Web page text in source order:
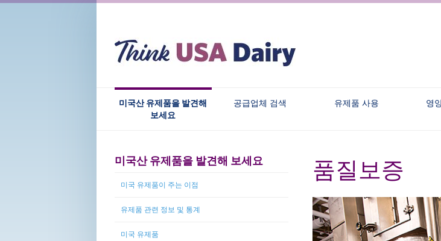
미국산 유제품을 발견해
보세요
공급업체 검색 유제품 사용 영
미국산 유제품을 발견해 보세요
미국 유제품이 주는 이점
유제품 관련 정보 및 통계
미국 유제품
품질보증